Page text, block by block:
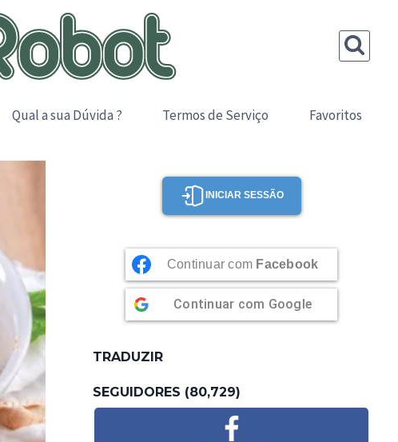
Qual a sua Dúvida ? Termos de Serviço Favoritos
INICIAR SESSÃO
Continuar com Facebook
Continuar com Google
TRADUZIR
SEGUIDORES (80,729)